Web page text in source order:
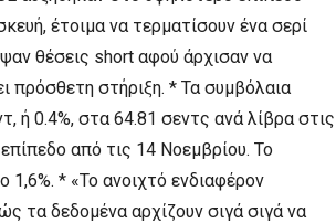
έτοιμα να τερματίσουν ένα σερί
θέσεις short αφού άρχισαν να
πρόσθετη στήριξη. * Τα συμβόλαια
ή 0.4%, στα 64.81 σεντς ανά λίβρα στις
από τις 14 Νοεμβρίου. Το
1,6%. * «Το ανοιχτό ενδιαφέρον
τα δεδομένα αρχίζουν σιγά σιγά να